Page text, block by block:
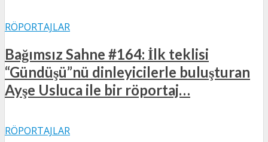
RÖPORTAJLAR
Bağımsız Sahne #164: İlk teklisi
“Gündüşü”nü dinleyicilerle buluşturan
Ayşe Usluca ile bir röportaj…
RÖPORTAJLAR